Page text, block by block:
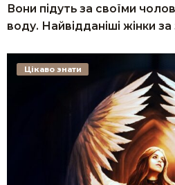
Вони підуть за своїми
воду. Найвідданіші жінки
Цікаво знати